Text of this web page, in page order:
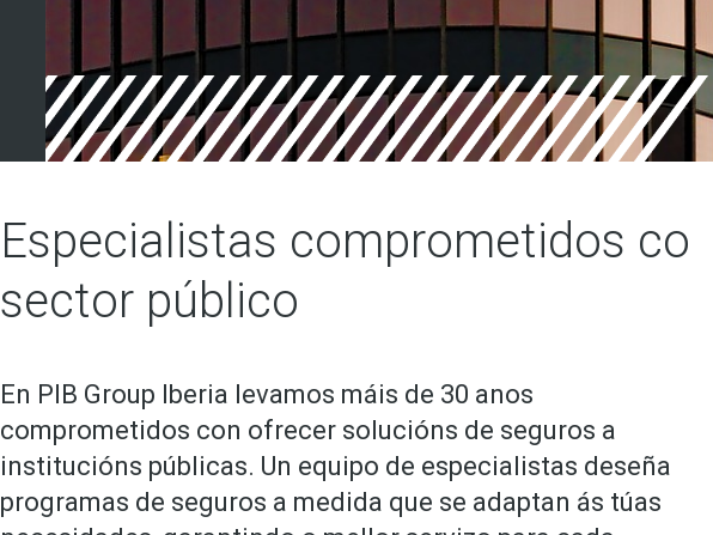
Especialistas comprometidos co
sector público
En PIB Group Iberia levamos máis de 30 anos
comprometidos con ofrecer solucións de seguros a
institucións públicas. Un equipo de especialistas deseña
programas de seguros a medida que se adaptan ás túas